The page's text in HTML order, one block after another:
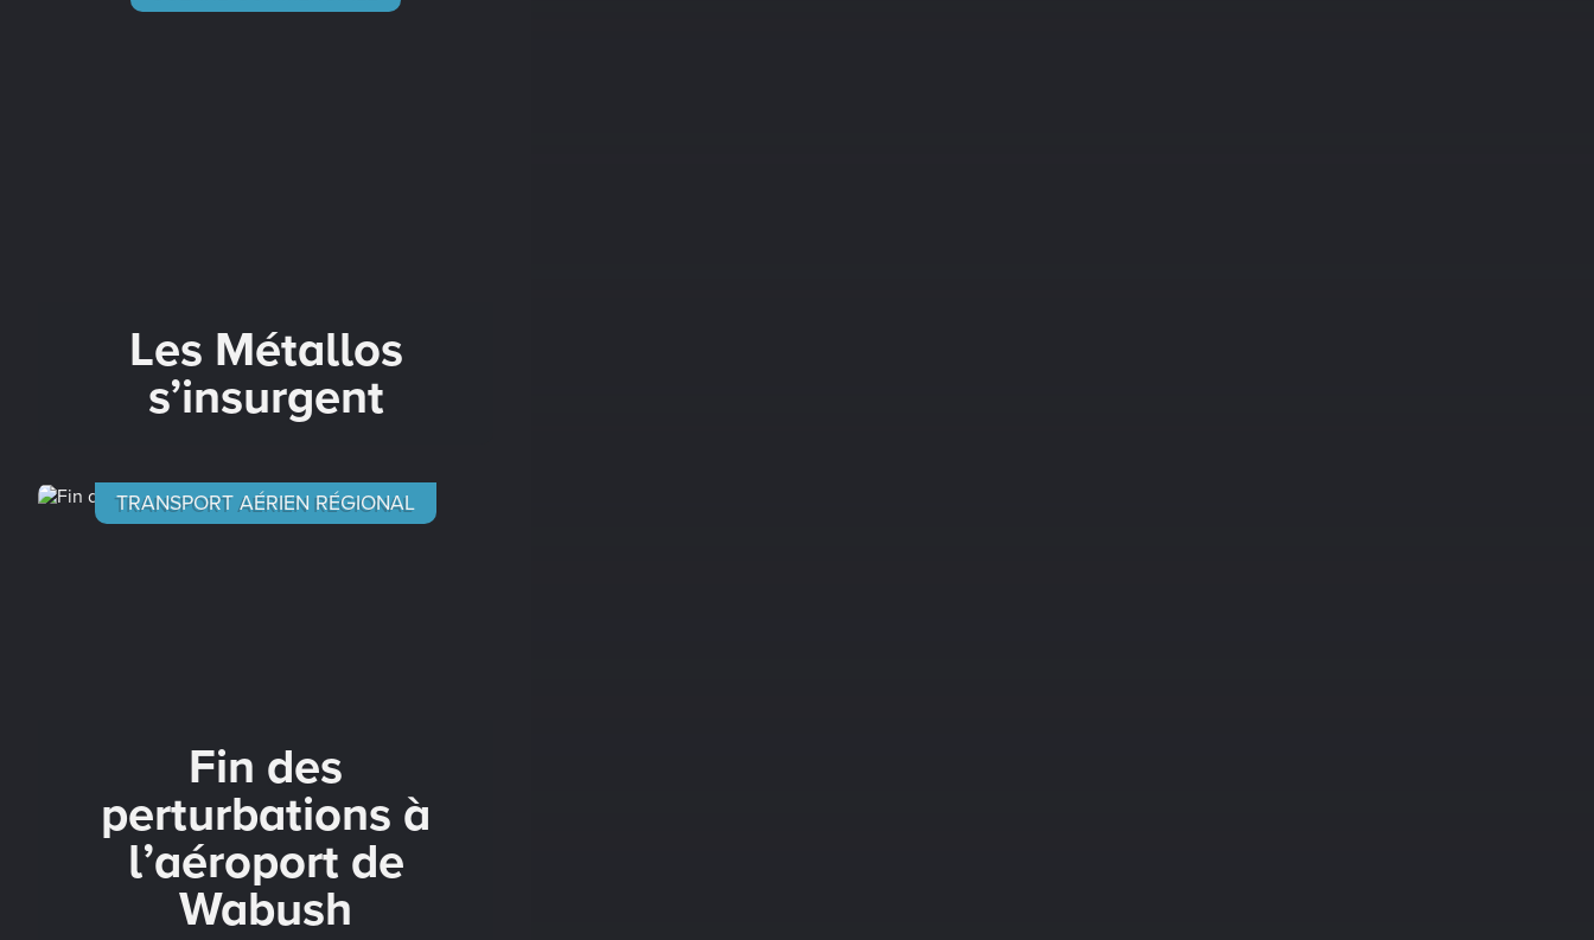
Les Métallos
s’insurgent
TRANSPORT AÉRIEN RÉGIONAL
Fin des
perturbations à
l’aéroport de
Wabush